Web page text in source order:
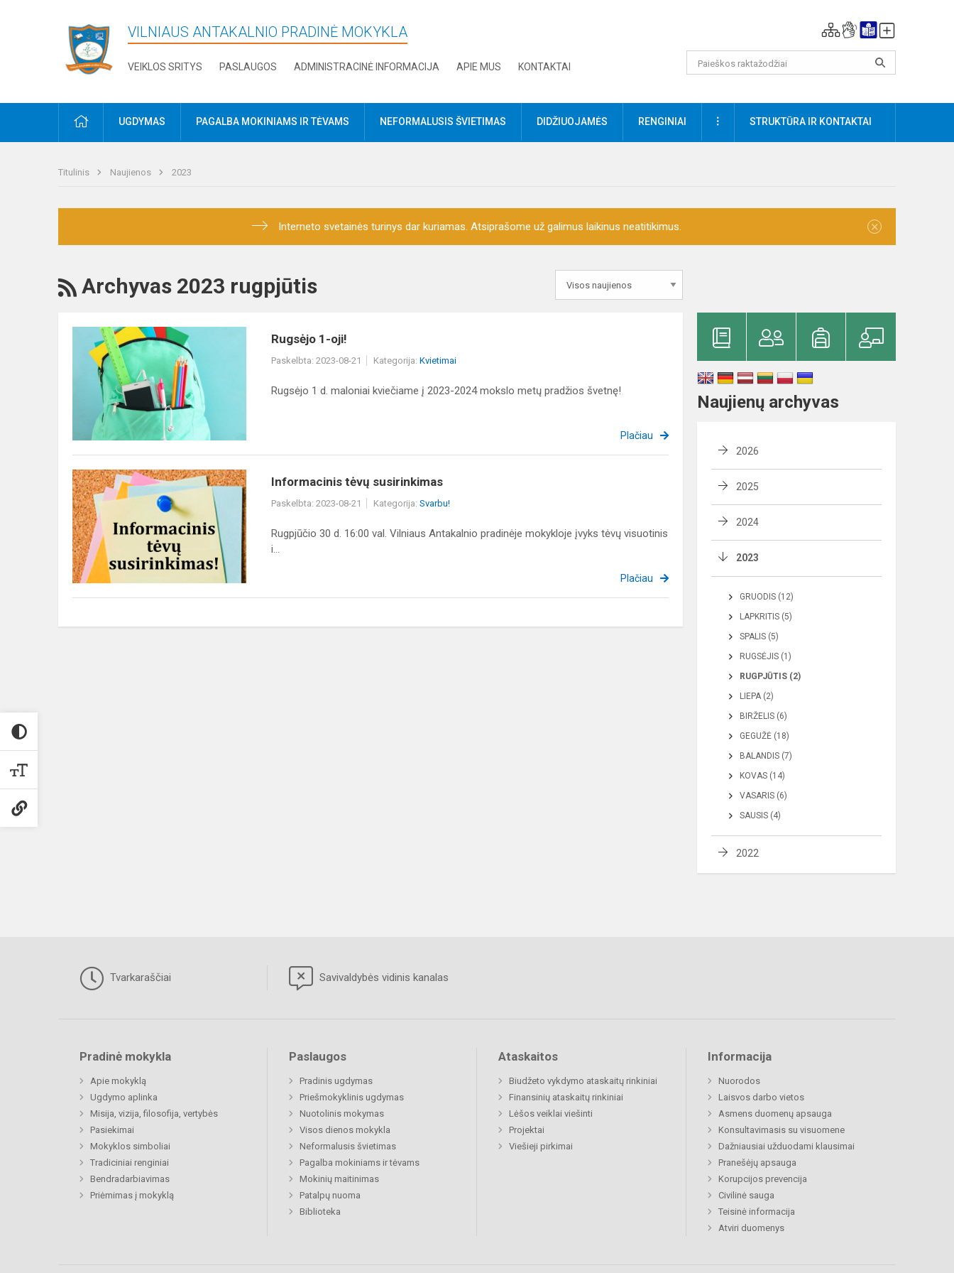
VILNIAUS ANTAKALNIO PRADINĖ MOKYKLA
VEIKLOS SRITYS PASLAUGOS ADMINISTRACINĖ INFORMACIJA APIE MUS KONTAKTAI
PRADŽIAUGDYMAS PAGALBA MOKINIAMS IR TĖVAMS NEFORMALUSIS ŠVIETIMAS DIDŽIUOJAMĖS RENGINIAI DAUGIAUSTRUKTŪRA IR KONTAKTAI
Titulinis Naujienos 2023
Interneto svetainės turinys dar kuriamas. Atsiprašome už galimus laikinus neatitikimus. ×
RSS
Archyvas 2023 rugpjūtis
Rugsėjo
Rugsėjo 1-oji!
Paskelbta: 2023-08-21 Kategorija: Kvietimai
Rugsėjo 1 d. maloniai kviečiame į 2023-2024 mokslo metų pradžios švetnę!
Plačiau
Informacinis
tėvų
susirinkimas
Informacinis tėvų susirinkimas
Paskelbta: 2023-08-21 Kategorija: Svarbu!
Rugpjūčio 30 d. 16:00 val. Vilniaus Antakalnio pradinėje mokykloje įvyks tėvų visuotinis
i...
Plačiau
Naujienų archyvas
2026
2025
2024
2023
GRUODIS (12)
LAPKRITIS (5)
SPALIS (5)
RUGSĖJIS (1)
RUGPJŪTIS (2)
LIEPA (2)
BIRŽELIS (6)
GEGUŽĖ (18)
BALANDIS (7)
KOVAS (14)
VASARIS (6)
SAUSIS (4)
2022
Tvarkaraščiai Savivaldybės vidinis kanalas
Pradinė mokykla
Apie mokyklą
Ugdymo aplinka
Misija, vizija, filosofija, vertybės
Pasiekimai
Mokyklos simboliai
Tradiciniai renginiai
Bendradarbiavimas
Priėmimas į mokyklą
Paslaugos
Pradinis ugdymas
Priešmokyklinis ugdymas
Nuotolinis mokymas
Visos dienos mokykla
Neformalusis švietimas
Pagalba mokiniams ir tėvams
Mokinių maitinimas
Patalpų nuoma
Biblioteka
Ataskaitos
Biudžeto vykdymo ataskaitų rinkiniai
Finansinių ataskaitų rinkiniai
Lėšos veiklai viešinti
Projektai
Viešieji pirkimai
Informacija
Nuorodos
Laisvos darbo vietos
Asmens duomenų apsauga
Konsultavimasis su visuomene
Dažniausiai užduodami klausimai
Pranešėjų apsauga
Korupcijos prevencija
Civilinė sauga
Teisinė informacija
Atviri duomenys